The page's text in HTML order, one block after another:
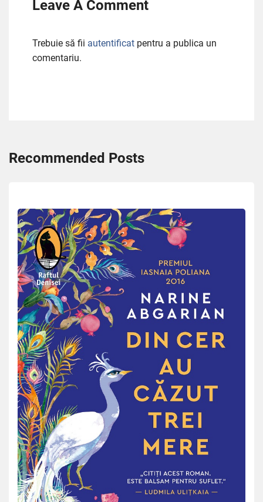
Leave A Comment
Trebuie să fii autentificat pentru a publica un
comentariu.
Recommended Posts